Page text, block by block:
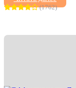
(1762)